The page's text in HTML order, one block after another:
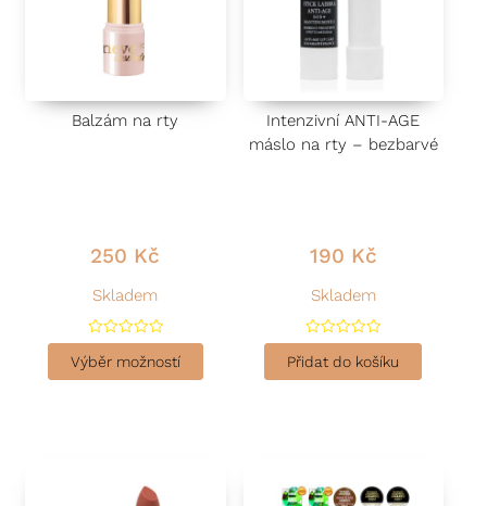
Balzám na rty
250 Kč
Skladem
H
o
Výběr možností
Intenzivní ANTI-AGE
máslo na rty – bezbarvé
190 Kč
Skladem
H
o
5
Přidat do košíku